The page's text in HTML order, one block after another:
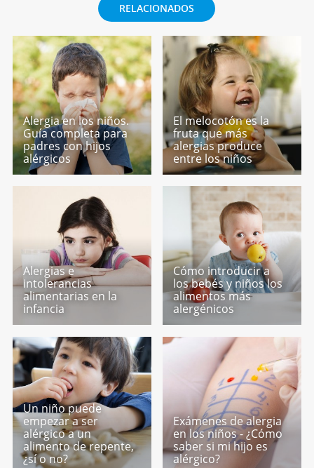
RELACIONADOS
Alergia en los niños.
Guía completa para
padres con hijos
alérgicos
El melocotón es la
fruta que más
alergias produce
entre los niños
Alergias e
intolerancias
alimentarias en la
infancia
Cómo introducir a
los bebés y niños los
alimentos más
alergénicos
Un niño puede
empezar a ser
alérgico a un
alimento de repente,
¿sí o no?
Exámenes de alergia
en los niños - ¿Cómo
saber si mi hijo es
alérgico?